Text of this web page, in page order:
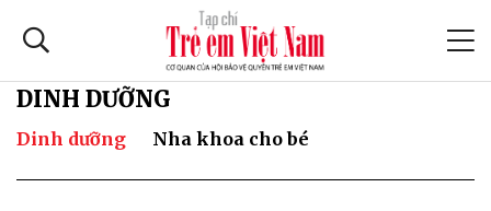
DINH DƯỠNG
Dinh dưỡng Nha khoa cho bé